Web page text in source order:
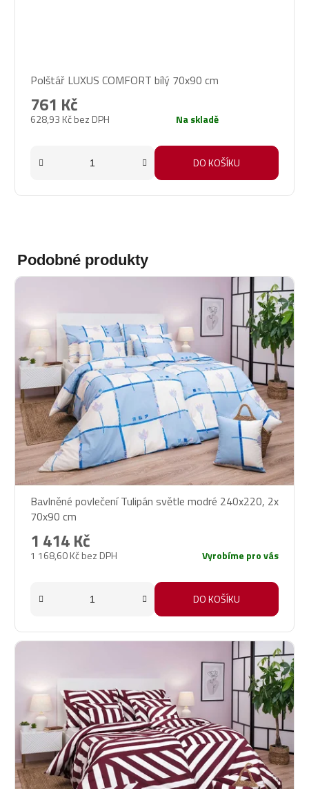
hodnocení
produktu
je
Polštář LUXUS COMFORT bílý 70x90 cm
628,93 Kč bez DPH
761 Kč
Na skladě
DO KOŠÍKU
Podobné produkty
Bavlněné povlečení Tulipán světle modré 240x220, 2x
70x90 cm
1 168,60 Kč bez DPH
1 414 Kč
Vyrobíme pro vás
DO KOŠÍKU